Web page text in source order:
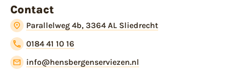
Contact
Parallelweg 4b, 3364 AL Sliedrecht
0184 41 10 16
info@hensbergenserviezen.nl